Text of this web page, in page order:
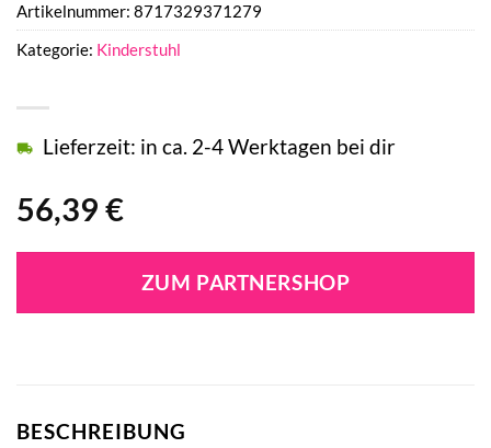
56,39 €
Lieferzeit: in ca. 2-4 Werktagen bei dir
ZUM PARTNERSHOP
Artikelnummer: 8717329371279
Kategorie: Kinderstuhl
BESCHREIBUNG